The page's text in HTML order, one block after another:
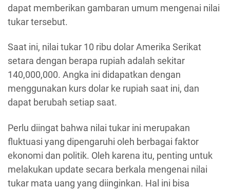
dapat memberikan gambaran umum mengenai nilai
tukar tersebut.
Saat ini, nilai tukar 10 ribu dolar Amerika Serikat
setara dengan berapa rupiah adalah sekitar
140,000,000. Angka ini didapatkan dengan
menggunakan kurs dolar ke rupiah saat ini, dan
dapat berubah setiap saat.
Perlu diingat bahwa nilai tukar ini merupakan
fluktuasi yang dipengaruhi oleh berbagai faktor
ekonomi dan politik. Oleh karena itu, penting untuk
melakukan update secara berkala mengenai nilai
tukar mata uang yang diinginkan. Hal ini bisa